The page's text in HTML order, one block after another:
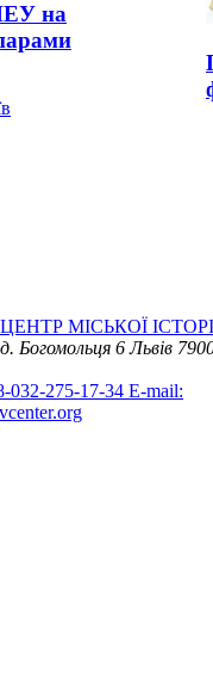
на
ЦЕНТР МІСЬКОЇ
Богомольця 6Львів
032-275-17-34 E-mail: